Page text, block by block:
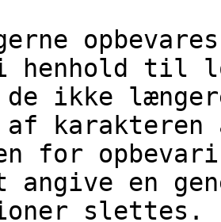
til
de ikke
af karakteren
for
angive en
slettes.